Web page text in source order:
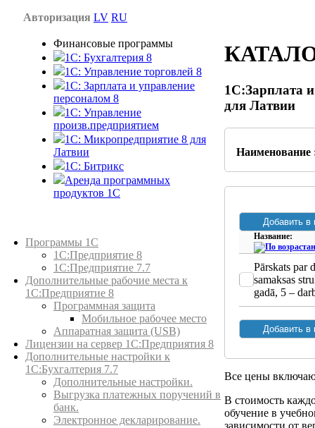
Авторизация LV RU
Финансовые программы
1С: Бухгалтерия 8
1C: Управление торговлей 8
1C: Зарплата и управление
персоналом 8
1C: Управление
произв.предприятием
1С: Микропредприятие 8 для
Латвии
1C: Битрикс
Аренда программных
продуктов 1С
Программы 1С
1С:Предприятие 8
1С:Предприятие 7.7
Дополнительные рабочие места к
1С:Предприятие 8
Программная защита
Мобильное рабочее место
Аппаратная защита (USB)
Лицензии на сервер 1С:Предприятия 8
Дополнительные настройки к
1С:Бухгалтерия 7.7
Дополнительные настройки.
Выгрузка платежных поручений в
банк.
Электронное декларирование.
1С:Зарплата
для Латвии
Наименование
Название:
Pārskats par
samaksas
gadā, 5 –
Все цены
В стоимость
обучение в
зависимости от